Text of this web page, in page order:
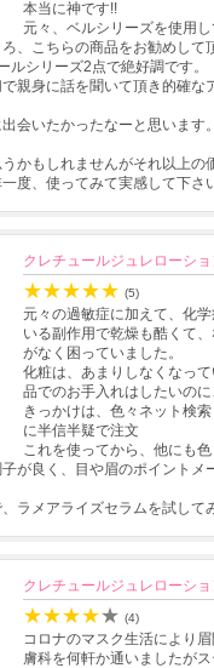
本当に神です!!
元々、ベルシリーズを使用
、こちらの商品をお勧めして
ルシリーズ2点で絶好調です。
親身に話を聞いて頂き的確な
会いたかったなーと思います。
かもしれませんがそれ以上の
度、使ってみて実感して下さ
クレチュールジュレローシ
★★★★★ (5)
元々の過敏症に加えて、化
いる副作用で乾燥も酷くて
がなく困っていました。
化粧は、あまりしなくなっ
品でのお手入れはしたいの
きっかけは、色々ネット検
に半信半疑で注文
これを使ってから、他にも
が良く、目や眉のポイントメ
ラメアライズセラムを試して
クレチュールジュレローシ
★★★★★ (4)
コロナのマスク生活により
膚科を何軒か通いましたが